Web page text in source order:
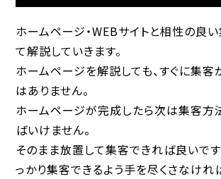
ホームページ・WEBサイトと相性の良
て解説していきます。
ホームページを解説しても、すぐに集客
はありません。
ホームページが完成したら次は集客方
ばいけません。
そのまま放置して集客できれば良いで
っかり集客できるよう手を尽くさなけれ